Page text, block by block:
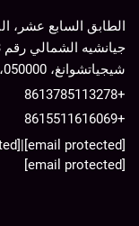
الطابق السابع عشر،
شيجياتشوانغ، 050000، الصين
+8613785113278
+8615511616069
[email protected]
|
[email protected]
[email protected]